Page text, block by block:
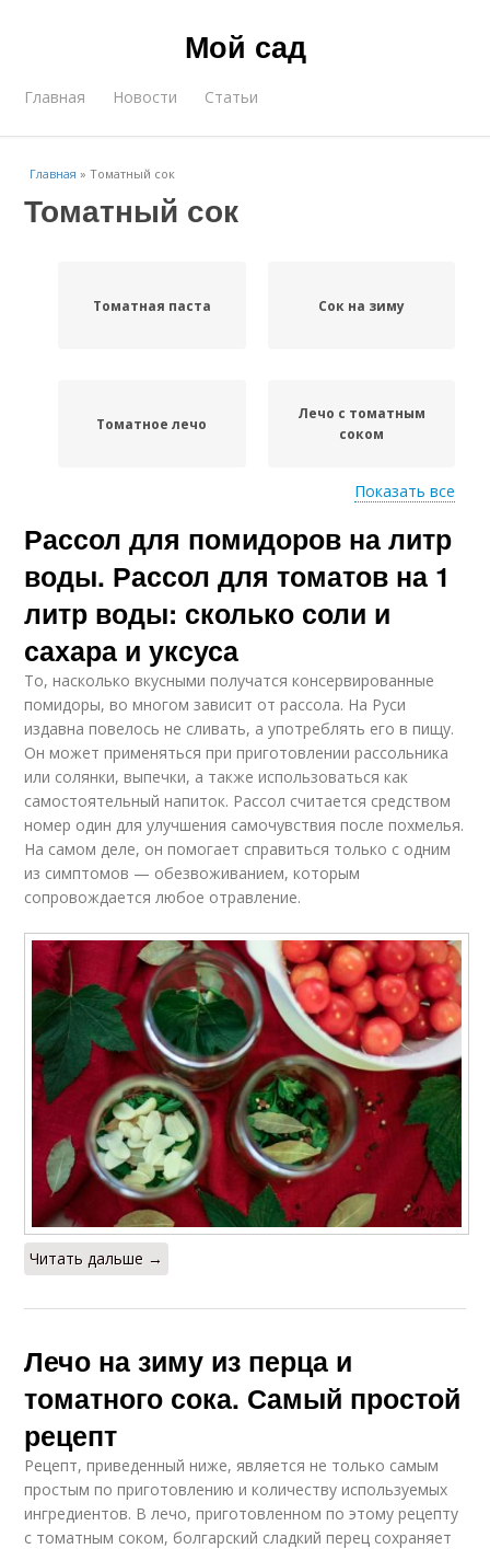
Мой сад
Главная Новости Статьи
Главная »Томатный сок
Томатный сок
Томатная паста Сок на зиму
Томатное лечо
Лечо с томатным
соком
Сок без уксуса
Лечо с томатной
пастой
Сок без масла
Перец с томатным
соком
Лечо в томатном соке
Сок с морковью
Перец с томатной
Лечо в томатной
заливке
Лук с томатным
соком
Томатные соки Перец с соком
Приготовления с
томатным соком
Лечо на томатном
Показать все
Рассол для помидоров на литр
воды. Рассол для томатов на 1
литр воды: сколько соли и
сахара и уксуса
То, насколько вкусными получатся консервированные
помидоры, во многом зависит от рассола. На Руси
издавна повелось не сливать, а употреблять его в пищу.
Он может применяться при приготовлении рассольника
или солянки, выпечки, а также использоваться как
самостоятельный напиток. Рассол считается средством
номер один для улучшения самочувствия после похмелья.
На самом деле, он помогает справиться только с одним
из симптомов — обезвоживанием, которым
сопровождается любое отравление.
Читать дальше →
Лечо на зиму из перца и
томатного сока. Самый простой
рецепт
Рецепт, приведенный ниже, является не только самым
простым по приготовлению и количеству используемых
ингредиентов. В лечо, приготовленном по этому рецепту
с томатным соком, болгарский сладкий перец сохраняет